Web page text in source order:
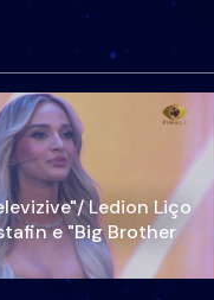
Ledion Liço
e "Big Brother